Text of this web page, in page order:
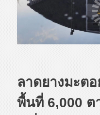
ลาดยางมะต
พื้นที่ 6,000 ต